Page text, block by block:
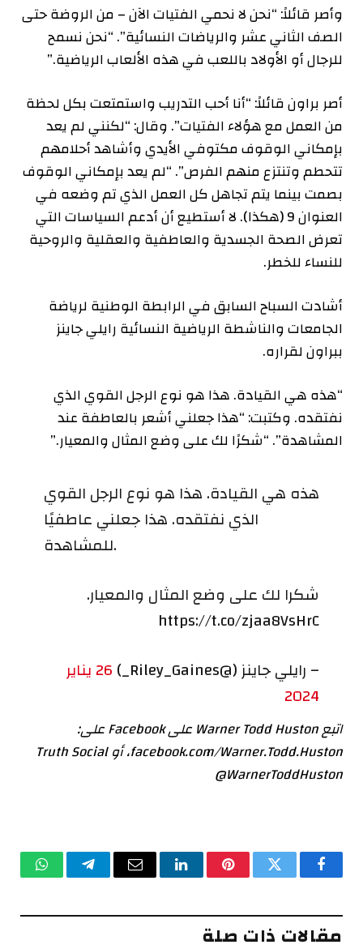
وأصر قائلاً: “نحن لا نحمي الفتيات الآن – من الروضة حتى
الصف الثاني عشر والرياضات النسائية”. “نحن نسمح
للرجال أو الأولاد باللعب في هذه الألعاب الرياضية.”
أصر براون قائلاً: “أنا أحب التدريب واستمتعت بكل لحظة
من العمل مع هؤلاء الفتيات”. وقال: “لكنني لم يعد
بإمكاني الوقوف مكتوفي الأيدي وأشاهد أحلامهم
تتحطم وتنتزع منهم الفرص”. “لم يعد بإمكاني الوقوف
بصمت بينما يتم تجاهل كل العمل الذي تم وضعه في
العنوان 9 (هكذا). لا أستطيع أن أدعم السياسات التي
تعرض الصحة الجسدية والعاطفية والعقلية والروحية
للنساء للخطر.
أشادت السباح السابق في الرابطة الوطنية لرياضة
الجامعات والناشطة الرياضية النسائية رايلي جاينز
ببراون لقراره.
“هذه هي القيادة. هذا هو نوع الرجل القوي الذي
نفتقده. وكتبت: “هذا جعلني أشعر بالعاطفة عند
المشاهدة”. “شكرًا لك على وضع المثال والمعيار.”
هذه هي القيادة. هذا هو نوع الرجل القوي
الذي نفتقده. هذا جعلني عاطفيًا
للمشاهدة.
شكرا لك على وضع المثال والمعيار.
https://t.co/zjaa8VsHrC
– رايلي جاينز (@Riley_Gaines_)
26 يناير
2024
اتبع Warner Todd Huston على Facebook على:
facebook.com/Warner.Todd.Huston، أو Truth Social
@WarnerToddHuston
فيسبوكتويتر بينتيريستلينكدإنالبريد تيلقرام
مقالات ذات صلة